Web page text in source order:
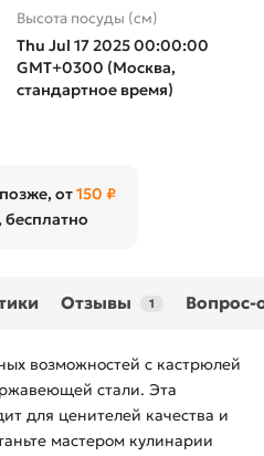
Высота посуды (cм)
Thu Jul 17 2025 00:00:00
GMT+0300 (Москва,
стандартное время)
от150 ₽
Отзывы 1 Вопрос-
возможностей с кастрюлей
стали. Эта
для ценителей качества и
мастером кулинарии